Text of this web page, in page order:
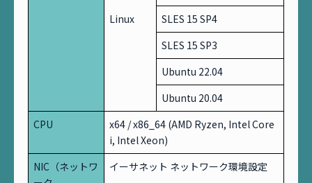
Linux
SLES 15 SP4
SLES 15 SP3
Ubuntu 22.04
Ubuntu 20.04
CPU
x64 / x86_64 (AMD Ryzen, Intel Core
i, Intel Xeon)
NIC（ネットワ
イーサネット ネットワーク環境設定